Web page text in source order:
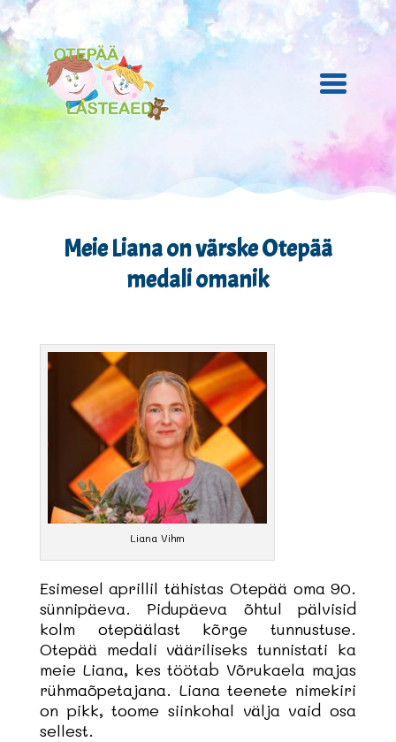
Meie Liana on värske Otepää
medali omanik
Liana Vihm
Esimesel aprillil tähistas Otepää oma 90.
sünnipäeva. Pidupäeva õhtul pälvisid
kolm otepäälast kõrge tunnustuse.
Otepää medali vääriliseks tunnistati ka
meie Liana, kes töötab Võrukaela majas
rühmaõpetajana. Liana teenete nimekiri
on pikk, toome siinkohal välja vaid osa
sellest.